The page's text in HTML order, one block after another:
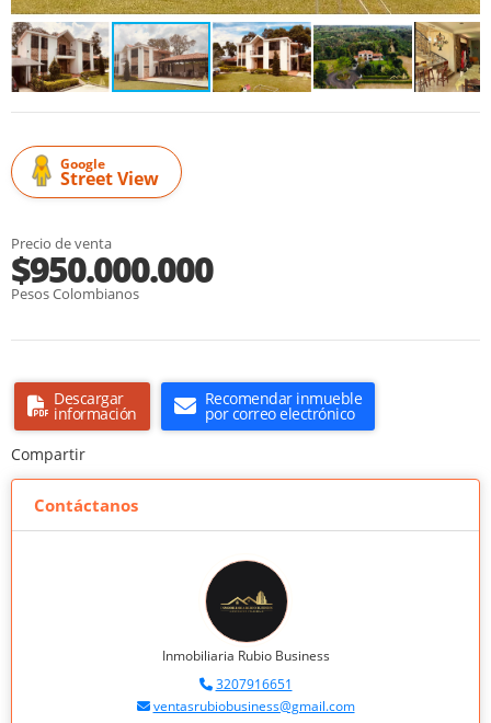
Google
Street View
Precio de venta
$950.000.000
Pesos Colombianos
Descargar
información
Recomendar inmueble
por correo electrónico
Compartir
Contáctanos
Inmobiliaria Rubio Business
3207916651
ventasrubiobusiness@gmail.com